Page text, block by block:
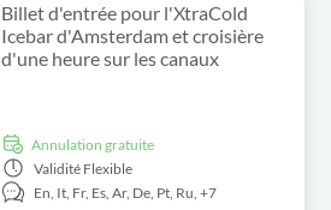
Billet d'entrée pour l'XtraCold
Icebar d'Amsterdam et croisière
d'une heure sur les canaux
Annulation gratuite
Validité Flexible
En, It, Fr, Es, Ar, De, Pt, Ru, +7